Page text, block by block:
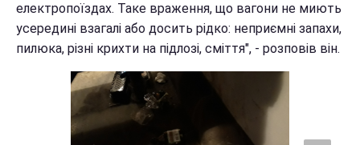
електропоїздах. Таке враження, що вагони не миють
усередині взагалі або досить рідко: неприємні запахи,
пилюка, різні крихти на підлозі, сміття", - розповів він.